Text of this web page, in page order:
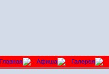
Главная Афиша Галерея